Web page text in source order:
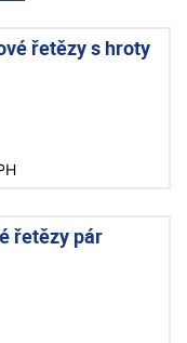
řetězy s hroty
řetězy pár